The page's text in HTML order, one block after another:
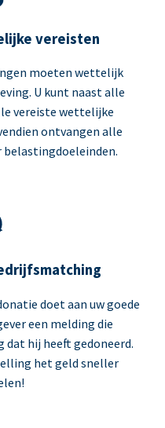
vereisten
moeten wettelijk
U kunt naast alle
vereiste wettelijke
ontvangen alle
doet aan uw goede
een melding die
hij heeft gedoneerd.
het geld sneller